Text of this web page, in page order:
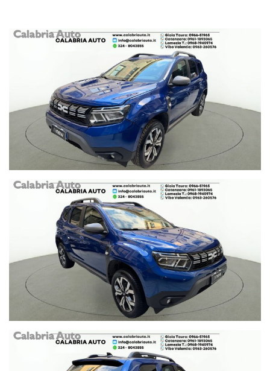
TEL 0966 51965
Per vs comodità , ecco le altre sedi della nostra concessionaria,
dove poter avere tutte le informazioni sulla vettura scelta ed
anche acquistarla!
CATANZARO
VIALE LUCREZIA DELLA VALLE
TEL 0961 1893065
VIBO VALENTIA (VV)
TEL 0963 260576
LAMEZIA TERME (CZ)
VIA DEL PROGRESSO N. 256
0968 1945974